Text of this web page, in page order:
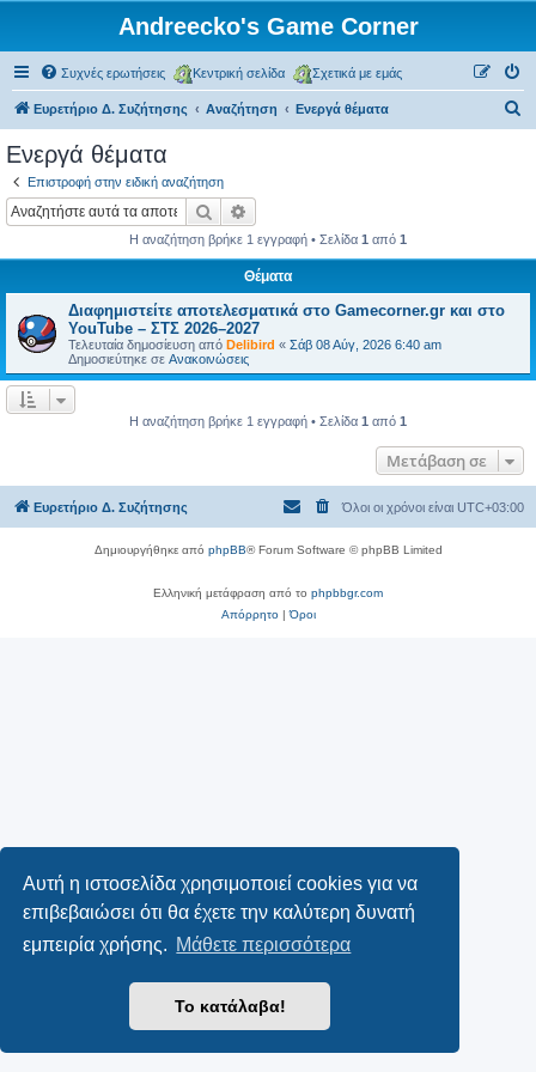
Αυτή η ιστοσελίδα χρησιμοποιεί cookies για να
επιβεβαιώσει ότι θα έχετε την καλύτερη δυνατή
εμπειρία χρήσης. Μάθετε περισσότερα
Το κατάλαβα!
Andreecko's Game Corner
Συχνές ερωτήσεις Κεντρική σελίδα Σχετικά με εμάς
Ευρετήριο Δ. Συζήτησης Αναζήτηση Ενεργά θέματα
Ενεργά θέματα
Επιστροφή στην ειδική αναζήτηση
Αναζήτηση
Η αναζήτηση βρήκε 1 εγγραφή • Σελίδα 1 από 1
Θέματα
Διαφημιστείτε αποτελεσματικά στο Gamecorner.gr και στο
YouTube – ΣΤΣ 2026–2027
Τελευταία δημοσίευση από Delibird « Σάβ 08 Αύγ, 2026 6:40 am
Δημοσιεύτηκε σε Ανακοινώσεις
Η αναζήτηση βρήκε 1 εγγραφή • Σελίδα 1 από 1
Μετάβαση σε
Ευρετήριο Δ. Συζήτησης Όλοι οι χρόνοι είναι UTC+03:00
Δημιουργήθηκε από phpBB® Forum Software © phpBB Limited
Ελληνική μετάφραση από το phpbbgr.com
Απόρρητο|Όροι